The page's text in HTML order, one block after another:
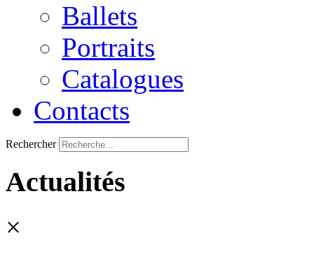
Ballets
Portraits
Catalogues
Contacts
Rechercher
Actualités
×